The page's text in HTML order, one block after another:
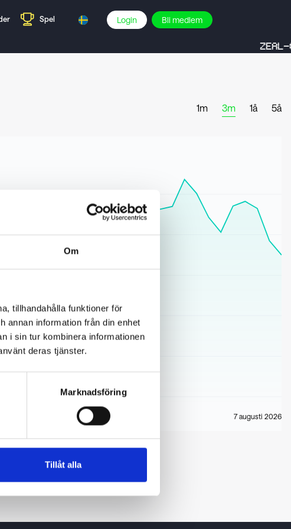
Om
tillhandahålla funktioner för
annan information från din enhet
i sin tur kombinera informationen
deras tjänster.
Marknadsföring
Tillåt alla
Spel Login Bli medlem
ZEAL-C
1m 3m 1å 5å
7 augusti 2026